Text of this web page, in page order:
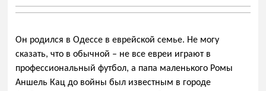
Он родился в Одессе в еврейской семье. Не могу
сказать, что в обычной – не все евреи играют в
профессиональный футбол, а папа маленького Ромы
Аншель Кац до войны был известным в городе